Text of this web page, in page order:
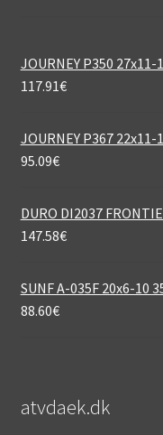
JOURNEY P350 27x11-
117.91€
JOURNEY P367 22x11-
95.09€
DURO DI2037
147.58€
SUNF A-035F 20x6-10
88.60€
atvdaek.dk